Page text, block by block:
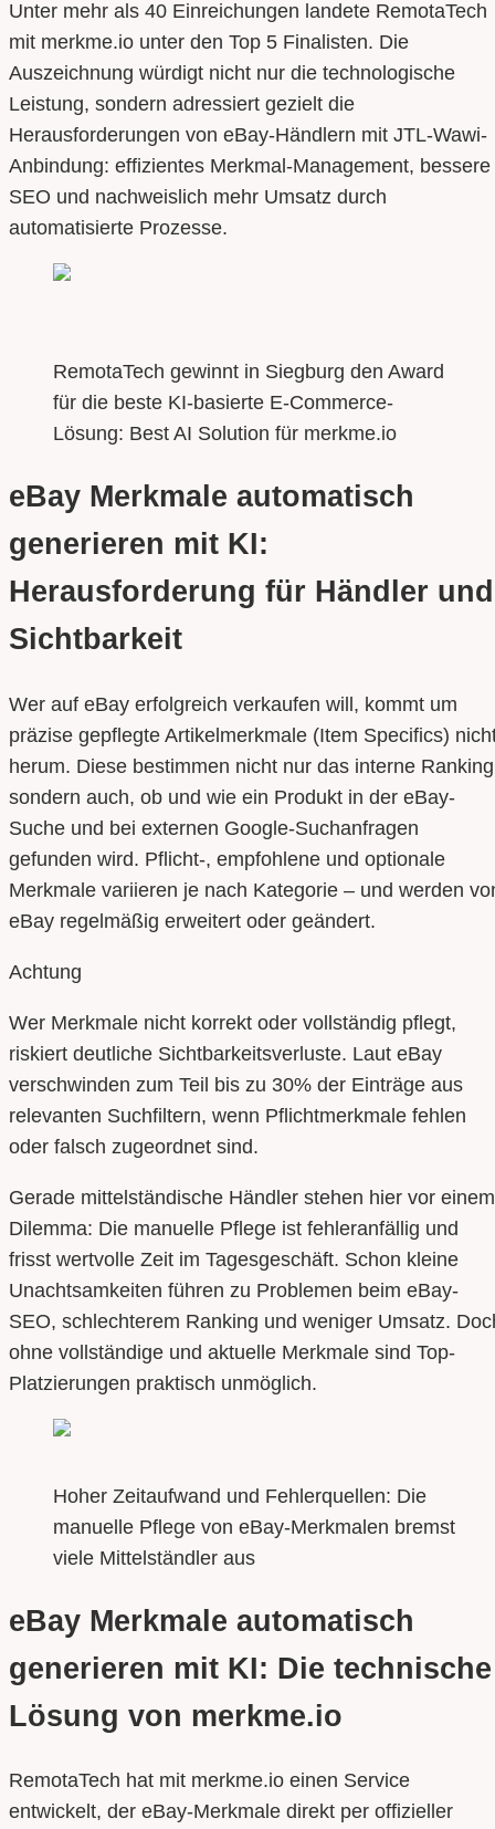
Unter mehr als 40 Einreichungen landete RemotaTech
mit merkme.io unter den Top 5 Finalisten. Die
Auszeichnung würdigt nicht nur die technologische
Leistung, sondern adressiert gezielt die
Herausforderungen von eBay-Händlern mit JTL-Wawi-
Anbindung: effizientes Merkmal-Management, bessere
SEO und nachweislich mehr Umsatz durch
automatisierte Prozesse.
RemotaTech gewinnt in Siegburg den Award
für die beste KI-basierte E-Commerce-
Lösung: Best AI Solution für merkme.io
eBay Merkmale automatisch
generieren mit KI:
Herausforderung für Händler und
Sichtbarkeit
Wer auf eBay erfolgreich verkaufen will, kommt um
präzise gepflegte Artikelmerkmale (Item Specifics)
herum. Diese bestimmen nicht nur das interne
sondern auch, ob und wie ein Produkt in der eBay-
Suche und bei externen Google-Suchanfragen
gefunden wird. Pflicht-, empfohlene und optionale
Merkmale variieren je nach Kategorie – und werden
eBay regelmäßig erweitert oder geändert.
Achtung
Wer Merkmale nicht korrekt oder vollständig pflegt,
riskiert deutliche Sichtbarkeitsverluste. Laut eBay
verschwinden zum Teil bis zu 30% der Einträge aus
relevanten Suchfiltern, wenn Pflichtmerkmale fehlen
oder falsch zugeordnet sind.
Gerade mittelständische Händler stehen hier vor einem
Dilemma: Die manuelle Pflege ist fehleranfällig und
frisst wertvolle Zeit im Tagesgeschäft. Schon kleine
Unachtsamkeiten führen zu Problemen beim eBay-
SEO, schlechterem Ranking und weniger Umsatz.
ohne vollständige und aktuelle Merkmale sind Top-
Platzierungen praktisch unmöglich.
Hoher Zeitaufwand und Fehlerquellen: Die
manuelle Pflege von eBay-Merkmalen bremst
viele Mittelständler aus
eBay Merkmale automatisch
generieren mit KI: Die technische
Lösung von merkme.io
RemotaTech hat mit merkme.io einen Service
entwickelt, der eBay-Merkmale direkt per offizieller